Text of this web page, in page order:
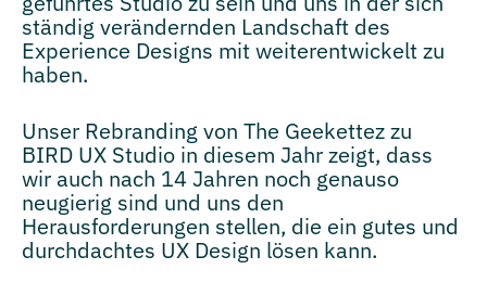
ständig verändernden Landschaft des
Experience Designs mit weiterentwickelt zu
haben.
Unser Rebranding von The Geekettez zu
BIRD UX Studio in diesem Jahr zeigt, dass
wir auch nach 14 Jahren noch genauso
neugierig sind und uns den
Herausforderungen stellen, die ein gutes und
durchdachtes UX Design lösen kann.